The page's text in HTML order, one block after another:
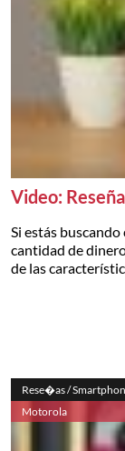
Video:
Si estás
cantidad de
de las
Rese�as /
Motorola